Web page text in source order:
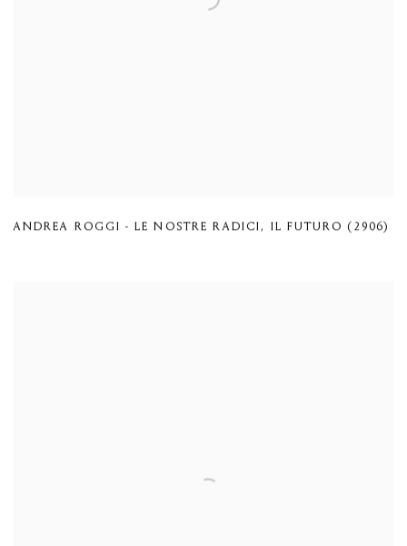
ANDREA ROGGI - LE NOSTRE RADICI, IL FUTURO (2906)